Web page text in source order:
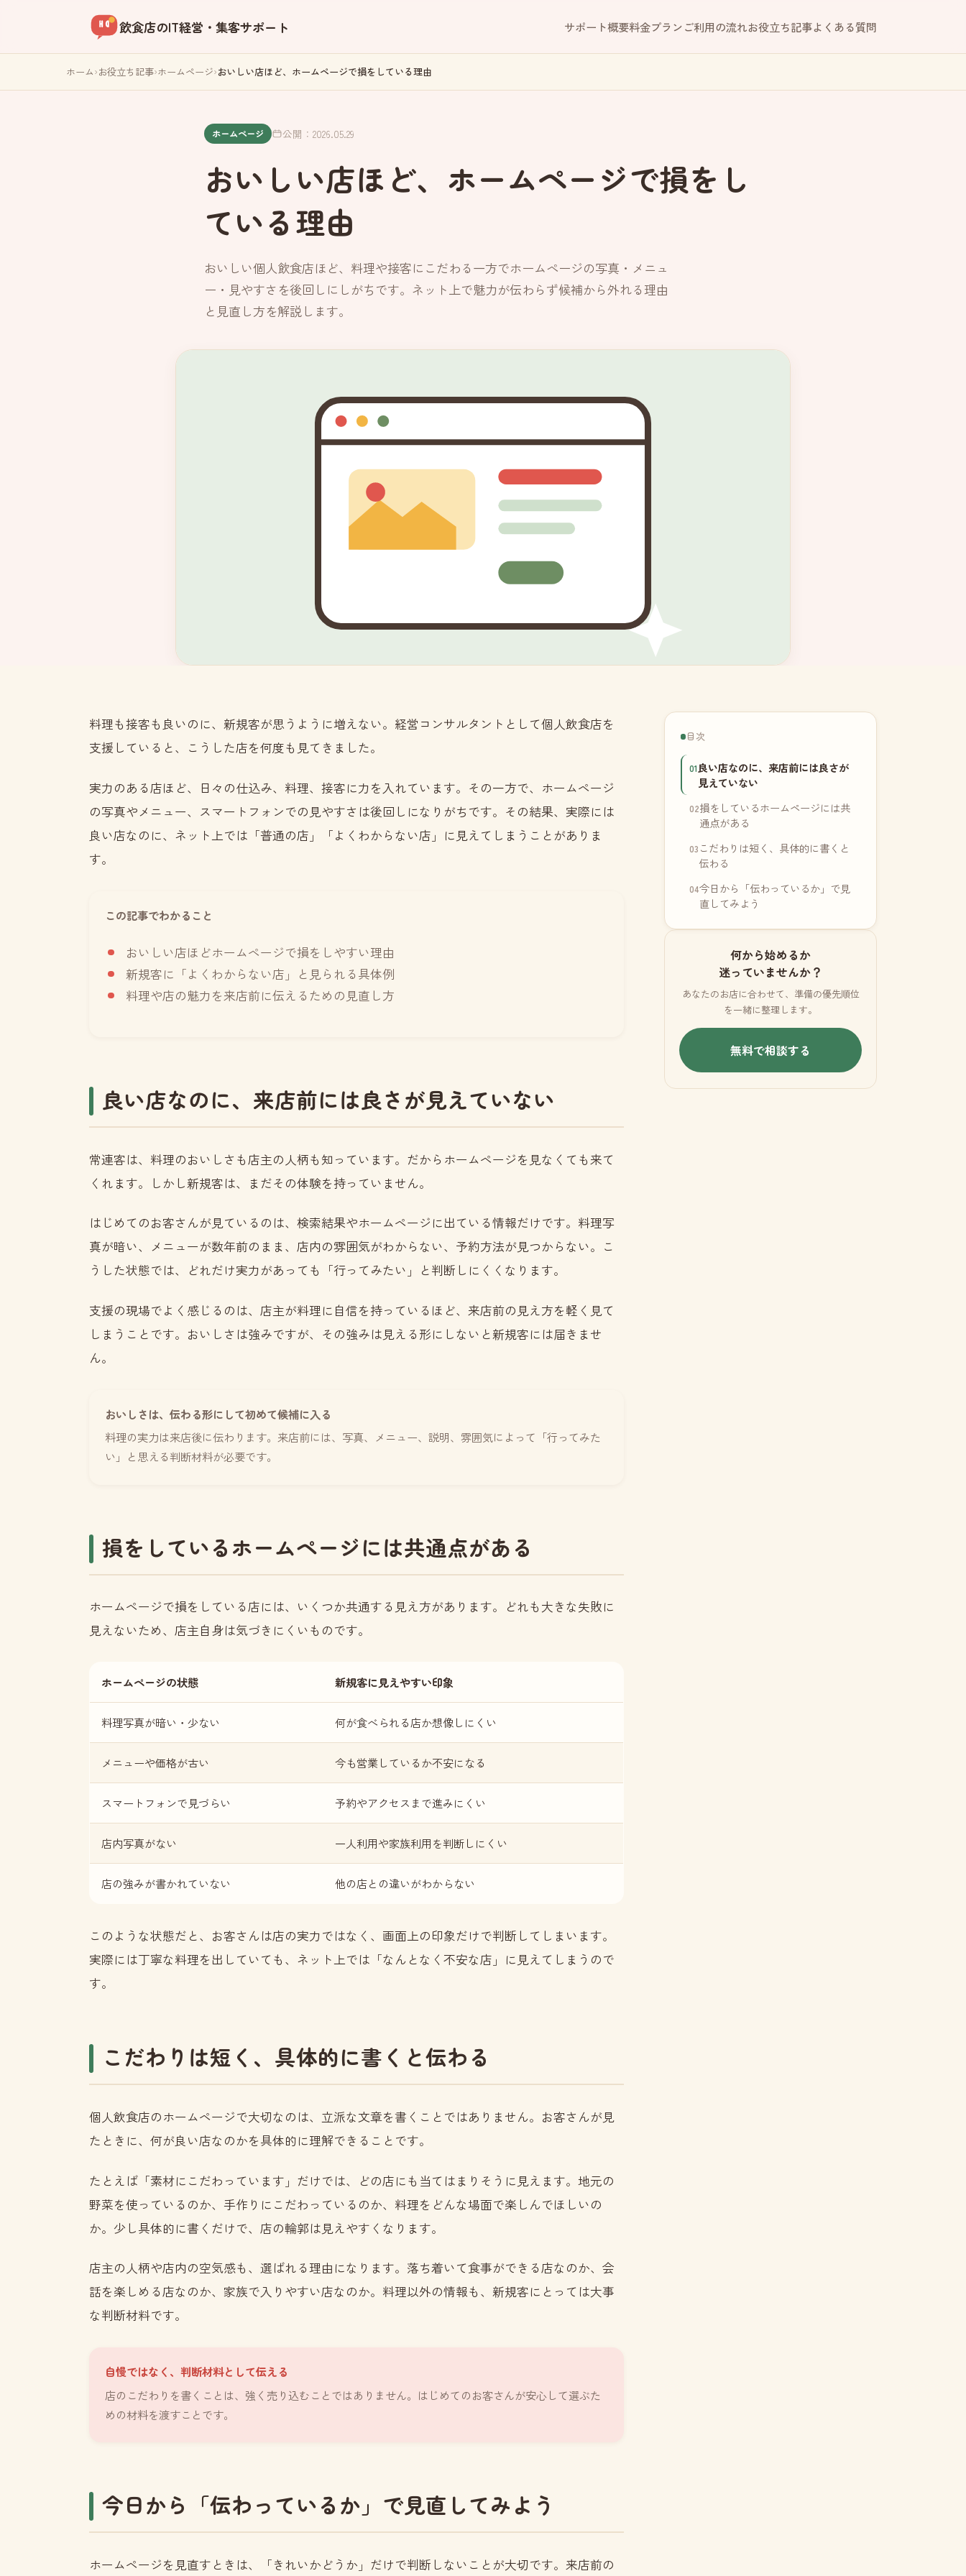
飲食店のIT経営・集客サポート サポート概要料金プランご利用の流れお役立ち記事よくある質問
ホーム›お役立ち記事›ホームページ›おいしい店ほど、ホームページで損をしている理由
ホームページ 公開：2026.05.29
おいしい店ほど、ホームページで損をし
ている理由
おいしい個人飲食店ほど、料理や接客にこだわる一方でホームページの写真・メニュ
ー・見やすさを後回しにしがちです。ネット上で魅力が伝わらず候補から外れる理由
と見直し方を解説します。
目次
良い店なのに、来店前には良さが
見えていない
損をしているホームページには共
通点がある
こだわりは短く、具体的に書くと
伝わる
今日から「伝わっているか」で見
直してみよう
何から始めるか
迷っていませんか？
あなたのお店に合わせて、準備の優先順位
を一緒に整理します。
無料で相談する
料理も接客も良いのに、新規客が思うように増えない。経営コンサルタントとして個人飲食店を
支援していると、こうした店を何度も見てきました。
実力のある店ほど、日々の仕込み、料理、接客に力を入れています。その一方で、ホームページ
の写真やメニュー、スマートフォンでの見やすさは後回しになりがちです。その結果、実際には
良い店なのに、ネット上では「普通の店」「よくわからない店」に見えてしまうことがありま
す。
この記事でわかること
おいしい店ほどホームページで損をしやすい理由
新規客に「よくわからない店」と見られる具体例
料理や店の魅力を来店前に伝えるための見直し方
良い店なのに、来店前には良さが見えていない
常連客は、料理のおいしさも店主の人柄も知っています。だからホームページを見なくても来て
くれます。しかし新規客は、まだその体験を持っていません。
はじめてのお客さんが見ているのは、検索結果やホームページに出ている情報だけです。料理写
真が暗い、メニューが数年前のまま、店内の雰囲気がわからない、予約方法が見つからない。こ
うした状態では、どれだけ実力があっても「行ってみたい」と判断しにくくなります。
支援の現場でよく感じるのは、店主が料理に自信を持っているほど、来店前の見え方を軽く見て
しまうことです。おいしさは強みですが、その強みは見える形にしないと新規客には届きませ
ん。
おいしさは、伝わる形にして初めて候補に入る
料理の実力は来店後に伝わります。来店前には、写真、メニュー、説明、雰囲気によって「行ってみた
い」と思える判断材料が必要です。
損をしているホームページには共通点がある
ホームページで損をしている店には、いくつか共通する見え方があります。どれも大きな失敗に
見えないため、店主自身は気づきにくいものです。
ホームページの状態 新規客に見えやすい印象
料理写真が暗い・少ない 何が食べられる店か想像しにくい
メニューや価格が古い 今も営業しているか不安になる
スマートフォンで見づらい 予約やアクセスまで進みにくい
店内写真がない 一人利用や家族利用を判断しにくい
店の強みが書かれていない 他の店との違いがわからない
このような状態だと、お客さんは店の実力ではなく、画面上の印象だけで判断してしまいます。
実際には丁寧な料理を出していても、ネット上では「なんとなく不安な店」に見えてしまうので
す。
こだわりは短く、具体的に書くと伝わる
個人飲食店のホームページで大切なのは、立派な文章を書くことではありません。お客さんが見
たときに、何が良い店なのかを具体的に理解できることです。
たとえば「素材にこだわっています」だけでは、どの店にも当てはまりそうに見えます。地元の
野菜を使っているのか、手作りにこだわっているのか、料理をどんな場面で楽しんでほしいの
か。少し具体的に書くだけで、店の輪郭は見えやすくなります。
店主の人柄や店内の空気感も、選ばれる理由になります。落ち着いて食事ができる店なのか、会
話を楽しめる店なのか、家族で入りやすい店なのか。料理以外の情報も、新規客にとっては大事
な判断材料です。
自慢ではなく、判断材料として伝える
店のこだわりを書くことは、強く売り込むことではありません。はじめてのお客さんが安心して選ぶた
めの材料を渡すことです。
今日から「伝わっているか」で見直してみよう
ホームページを見直すときは、「きれいかどうか」だけで判断しないことが大切です。来店前の